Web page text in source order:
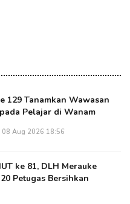
129 Tanamkan Wawasan
Pelajar di Wanam
08 Aug 2026 18:56
ke 81, DLH Merauke
Petugas Bersihkan